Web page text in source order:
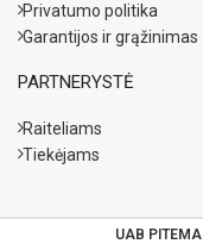
Privatumo politika
Garantijos ir grąžinimas
PARTNERYSTĖ
Raiteliams
Tiekėjams
UAB PITEMA